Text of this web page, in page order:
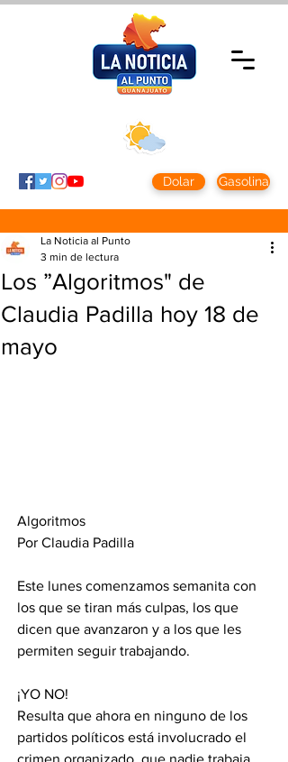
Dolar Gasolina
Los ”Algoritmos" de
Claudia Padilla hoy 18 de
mayo
La Noticia al Punto
3 min de lectura
Algoritmos
Por Claudia Padilla
Este lunes comenzamos semanita con
los que se tiran más culpas, los que
dicen que avanzaron y a los que les
permiten seguir trabajando.
¡YO NO!
Resulta que ahora en ninguno de los
partidos políticos está involucrado el
crimen organizado, que nadie trabaja